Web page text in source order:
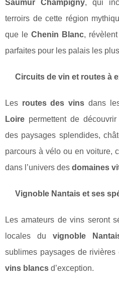
Saumur Champigny, qui
terroirs de cette région
que leChenin Blanc,
parfaites pour les palais les
Circuits de vin et routes à
Les routes des vins dans
Loire permettent de
des paysages splendides,
parcours à vélo ou en voiture,
dans l’univers des domaines
Vignoble Nantais et ses
Les amateurs de vins seront
locales du vignoble
sublimes paysages de
vins blancs d’exception.